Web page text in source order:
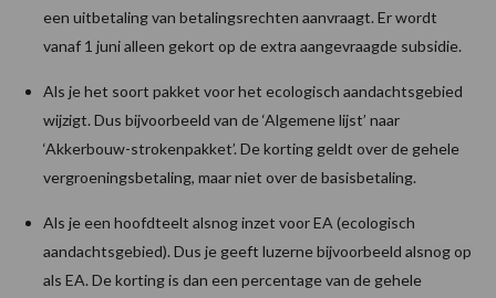
een uitbetaling van betalingsrechten aanvraagt. Er wordt
vanaf 1 juni alleen gekort op de extra aangevraagde subsidie.
Als je het soort pakket voor het ecologisch aandachtsgebied
wijzigt. Dus bijvoorbeeld van de ‘Algemene lijst’ naar
‘Akkerbouw-strokenpakket’. De korting geldt over de gehele
vergroeningsbetaling, maar niet over de basisbetaling.
Als je een hoofdteelt alsnog inzet voor EA (ecologisch
aandachtsgebied). Dus je geeft luzerne bijvoorbeeld alsnog op
als EA. De korting is dan een percentage van de gehele